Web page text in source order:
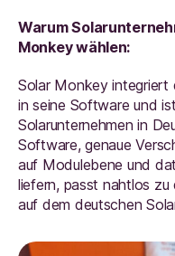
Warum
Monkey wählen:
Solar Monkey integriert
in seine Software und
Solarunternehmen in
Software, genaue
auf Modulebene und
liefern, passt nahtlos
auf dem deutschen